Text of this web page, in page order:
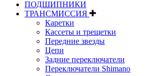
ПОДШИПНИКИ
ТРАНСМИССИЯ
Каретки
Кассеты и трещетки
Передние звезды
Цепи
Задние переключатели
Переключатели Shimano